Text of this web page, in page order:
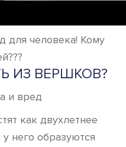
человека! Кому
ИЗ ВЕРШКОВ?
как двухлетнее
у него образуются